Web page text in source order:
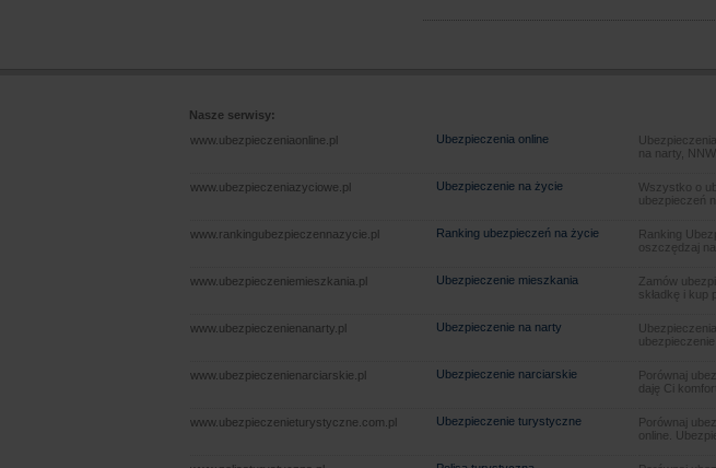
Nasze serwisy:
www.ubezpieczeniaonline.pl
Ubezpieczenia online
na narty,
www.ubezpieczeniazyciowe.pl Ubezpieczenie na życie
Wszystko o
ubezpieczeń
www.rankingubezpieczennazycie.pl Ranking ubezpieczeń na życie
Ranking
oszczędzaj
www.ubezpieczeniemieszkania.pl Ubezpieczenie mieszkania
Zamów
składkę i kup
www.ubezpieczenienanarty.pl Ubezpieczenie na narty
ubezpieczenie
www.ubezpieczenienarciarskie.pl Ubezpieczenie narciarskie
Porównaj
daję Ci
www.ubezpieczenieturystyczne.com.pl Ubezpieczenie turystyczne
Porównaj
online.